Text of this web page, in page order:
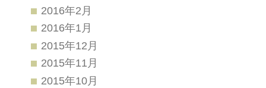
2016年2月
2016年1月
2015年12月
2015年11月
2015年10月